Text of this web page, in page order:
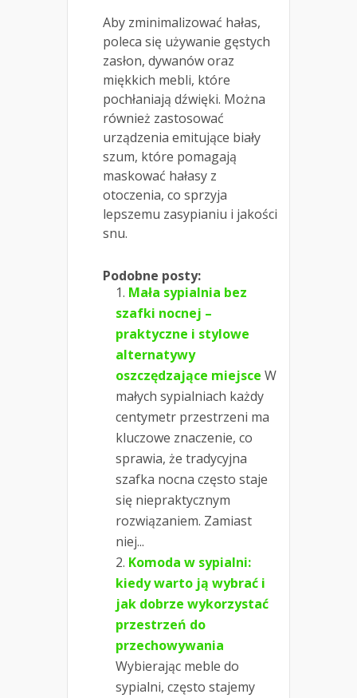
Aby zminimalizować hałas,
poleca się używanie gęstych
zasłon, dywanów oraz
miękkich mebli, które
pochłaniają dźwięki. Można
również zastosować
urządzenia emitujące biały
szum, które pomagają
maskować hałasy z
otoczenia, co sprzyja
lepszemu zasypianiu i jakości
snu.
Podobne posty:
Mała sypialnia bez
szafki nocnej –
praktyczne i stylowe
alternatywy
oszczędzające miejsce W
małych sypialniach każdy
centymetr przestrzeni ma
kluczowe znaczenie, co
sprawia, że tradycyjna
szafka nocna często staje
się niepraktycznym
rozwiązaniem. Zamiast
niej...
Komoda w sypialni:
kiedy warto ją wybrać i
jak dobrze wykorzystać
przestrzeń do
przechowywania
Wybierając meble do
sypialni, często stajemy